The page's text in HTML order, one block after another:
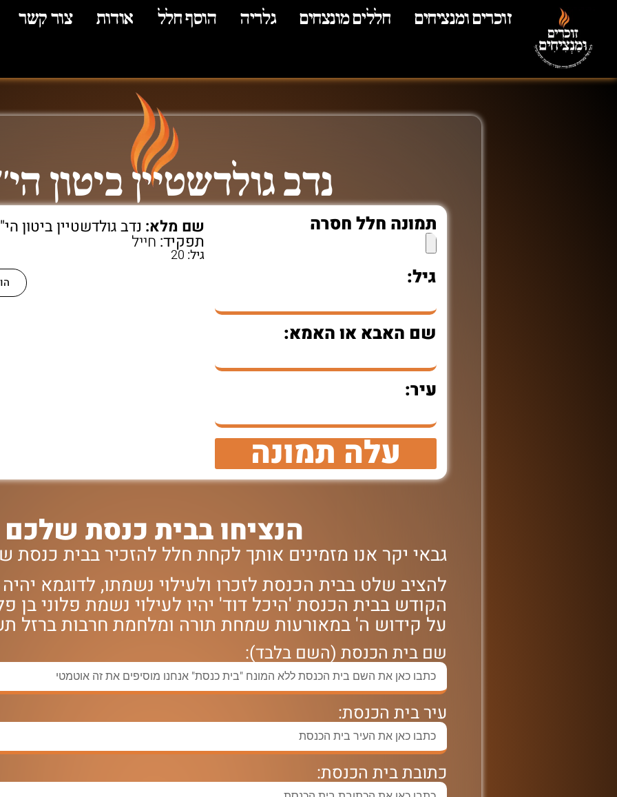
זוכרים ומנציחים חללים מונצחים גלריה הוסף חלל אודות צור קשר
נדב גולדשטיין ביטון
תמונה חלל חסרה
גיל:
שם האבא או האמא:
עיר:
עלה תמונה
שם מלא: נדב גולדשטיין ביטון
תפקיד: חייל
גיל: 20
הנציחו בבית כנסת שלכם
גבאי יקר אנו מזמינים אותך לקחת חלל להזכיר בבית
להציב שלט בבית הכנסת לזכרו ולעילוי נשמתו, לדוגמא
הקודש בבית הכנסת 'היכל דוד' יהיו לעילוי נשמת פלוני בן
על קידוש ה' במאורעות שמחת תורה ומלחמת חרבות ברזל
שם בית הכנסת (השם בלבד):
עיר בית הכנסת:
כתובת בית הכנסת: